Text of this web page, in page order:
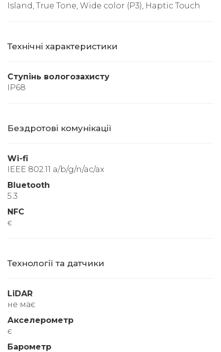
Island, True Tone, Wide color (P3), Haptic Touch
Технічні характеристики
Ступінь вологозахисту
IP68
Бездротові комунікації
Wi-fi
IEEE 802.11 a/b/g/n/ac/ax
Bluetooth
5.3
NFC
є
Технології та датчики
LiDAR
не має
Акселерометр
є
Барометр